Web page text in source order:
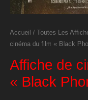
Accueil / Toutes Les
cinéma du film « Black
Affiche de
« Black